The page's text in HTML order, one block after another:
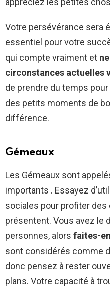
Votre persévérance sera
essentiel pour votre
qui compte vraiment et
circonstances actuelles
de prendre du temps
des petits moments de
différence.
Gémeaux
Les Gémeaux sont
importants . Essayez
sociales pour profiter
présentent. Vous avez le
personnes, alors faites-
sont considérés comme
donc pensez à rester
plans. Votre capacité à